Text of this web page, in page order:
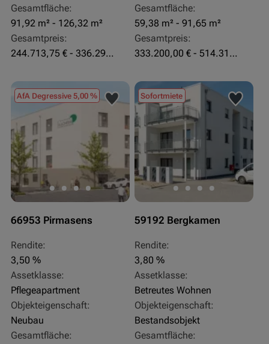
Gesamtfläche:
91,92 m² - 126,32 m²
Gesamtpreis:
244.713,75 € - 336.292 €
Gesamtfläche:
59,38 m² - 91,65 m²
Gesamtpreis:
333.200,00 € - 514.310,00 €
AfA Degressive 5,00 %
66953 Pirmasens
Rendite:
3,50 %
Assetklasse:
Pflegeapartment
Objekteigenschaft:
Neubau
Gesamtfläche:
Sofortmiete
59192 Bergkamen
Rendite:
3,80 %
Assetklasse:
Betreutes Wohnen
Objekteigenschaft:
Bestandsobjekt
Gesamtfläche: